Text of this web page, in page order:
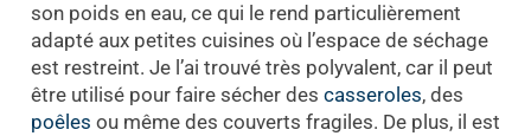
son poids en eau, ce qui le rend particulièrement
adapté aux petites cuisines où l’espace de séchage
est restreint. Je l’ai trouvé très polyvalent, car il peut
être utilisé pour faire sécher des casseroles, des
poêles ou même des couverts fragiles. De plus, il est